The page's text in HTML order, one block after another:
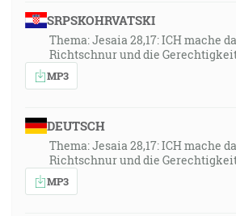
SRPSKOHRVATSKI
Thema: Jesaia 28,17: ICH mache
Richtschnur und die
MP3
DEUTSCH
Thema: Jesaia 28,17: ICH mache
Richtschnur und die
MP3